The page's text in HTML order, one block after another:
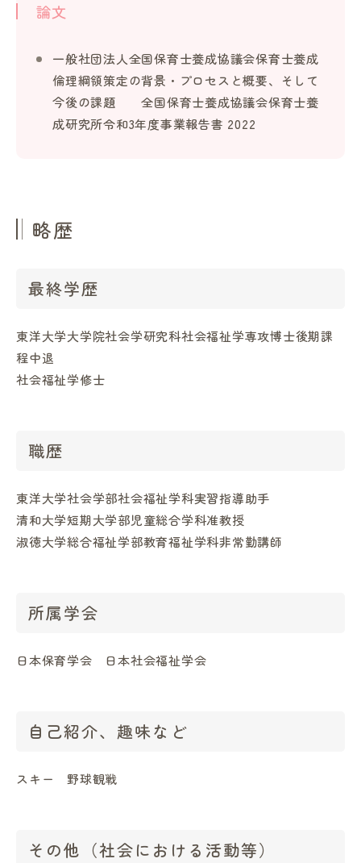
論文
一般社団法人全国保育士養成協議会保育士養成
倫理綱領策定の背景・プロセスと概要、そして
今後の課題 全国保育士養成協議会保育士養
成研究所令和3年度事業報告書 2022
略歴
最終学歴
東洋大学大学院社会学研究科社会福祉学専攻博士後期課
程中退
社会福祉学修士
職歴
東洋大学社会学部社会福祉学科実習指導助手
清和大学短期大学部児童総合学科准教授
淑徳大学総合福祉学部教育福祉学科非常勤講師
所属学会
日本保育学会 日本社会福祉学会
自己紹介、趣味など
スキー 野球観戦
その他（社会における活動等）